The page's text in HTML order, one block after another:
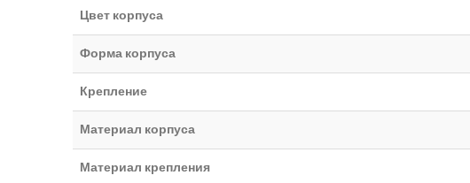
Цвет корпуса
Форма корпуса
Крепление
Материал корпуса
Материал крепления